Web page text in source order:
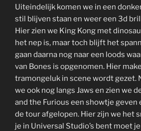
Uiteindelijk komen we in een
stil blijven staan en weer een 3d
Hier zien we King Kong met
het nep is, maar toch blijft het
gaan daarna nog naar een loods
van Bones is opgenomen. Hier
tramongeluk in scene wordt gezet.
we ook nog langs Jaws en zien we
and the Furious een showtje geven
de tour afgelopen. Hier zijn we het
je in Universal Studio’s bent moet